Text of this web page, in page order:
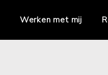
Werken met mij